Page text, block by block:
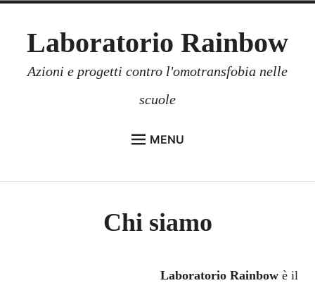
Laboratorio Rainbow
Azioni e progetti contro l'omotransfobia nelle
scuole
MENU
child
GAY & STRAIGHT ALLIANCE
Chi siamo
Laboratorio Rainbowè il